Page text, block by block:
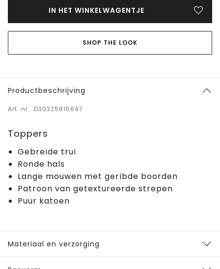
IN HET WINKELWAGENTJE
SHOP THE LOOK
Productbeschrijving
Art. nr.: D30325815647
Toppers
Gebreide trui
Ronde hals
Lange mouwen met geribde boorden
Patroon van getextureerde strepen
Puur katoen
Materiaal en verzorging